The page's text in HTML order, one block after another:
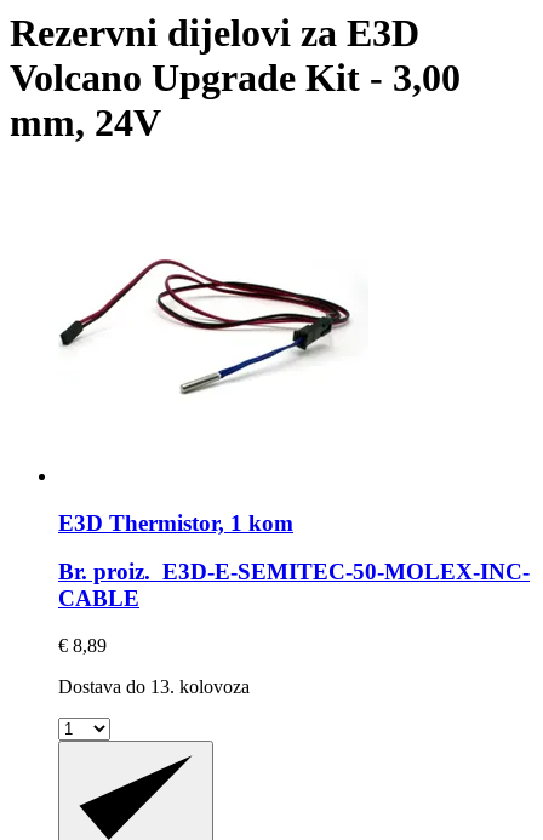
Rezervni dijelovi za E3D
Volcano Upgrade Kit - 3,00
mm, 24V
E3D Thermistor, 1 kom
Br. proiz. E3D-E-SEMITEC-50-MOLEX-INC-
CABLE
€ 8,89
Dostava do 13. kolovoza